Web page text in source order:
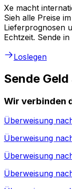
Xe macht
Sieh alle Preise
Lieferprognosen
Echtzeit. Sende
Loslegen
Sende
Wir verbinden
Überweisung
Überweisung
Überweisung
Überweisung